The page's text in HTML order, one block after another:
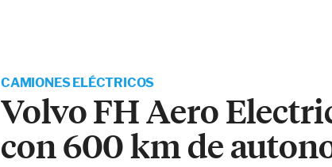
CAMIONES ELÉCTRICOS
Volvo FH Aero
con 600 km de